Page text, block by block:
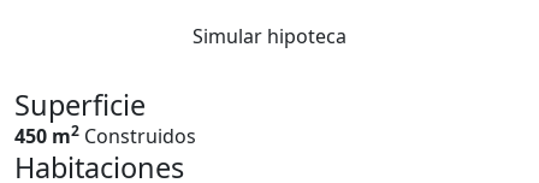
Simular hipoteca
Superficie
450 m2 Construidos
Habitaciones